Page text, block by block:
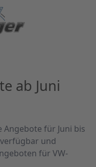
ab Juni
Angebote für Juni bis
und
für VW-